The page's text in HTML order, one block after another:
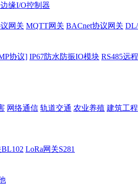
缘I/O控制器
网关 MQTT网关 BACnet协议网关
协议] IP67防水防振IO模块 RS485远
网络通信 轨道交通 农业养殖 建筑工程
LoRa网关S281